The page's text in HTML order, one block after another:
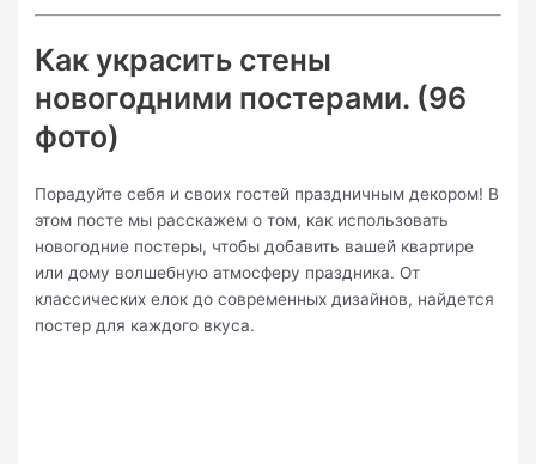
Как украсить стены
новогодними постерами. (96
фото)
Порадуйте себя и своих гостей праздничным декором! В
этом посте мы расскажем о том, как использовать
новогодние постеры, чтобы добавить вашей квартире
или дому волшебную атмосферу праздника. От
классических елок до современных дизайнов, найдется
постер для каждого вкуса.